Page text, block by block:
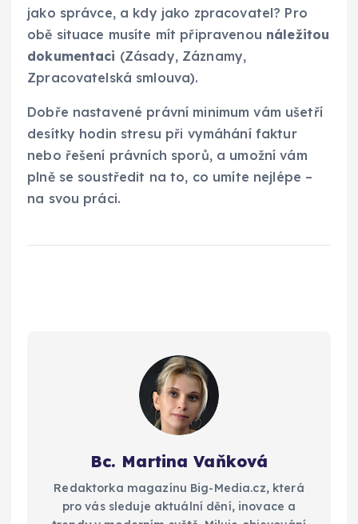
jako správce, a kdy jako zpracovatel? Pro
obě situace musíte mít připravenou náležitou
dokumentaci (Zásady, Záznamy,
Zpracovatelská smlouva).
Dobře nastavené právní minimum vám ušetří
desítky hodin stresu při vymáhání faktur
nebo řešení právních sporů, a umožní vám
plně se soustředit na to, co umíte nejlépe –
na svou práci.
Bc. Martina Vaňková
Redaktorka magazínu Big-Media.cz, která
pro vás sleduje aktuální dění, inovace a